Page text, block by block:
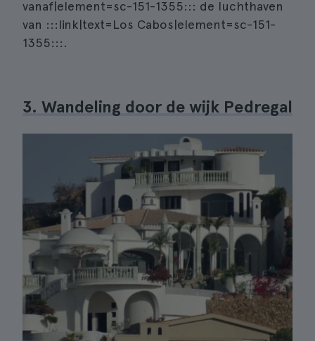
vanaf|element=sc-151-1355::: de luchthaven
van :::link|text=Los Cabos|element=sc-151-
1355:::.
3. Wandeling door de wijk Pedregal